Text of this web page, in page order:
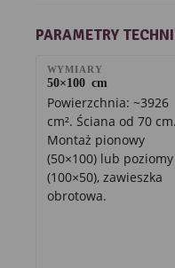
PARAMETRY
WYMIARY
50×100 cm
Powierzchnia: ~3926
cm². Ściana od 70 cm.
Montaż pionowy
(50×100) lub poziomy
(100×50), zawieszka
obrotowa.